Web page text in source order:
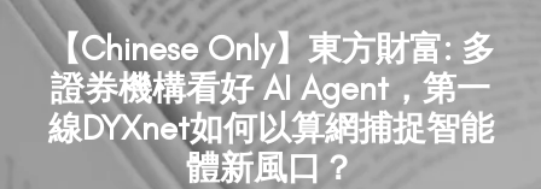
【Chinese Only】東方財富: 多
證券機構看好 AI Agent，第一
線DYXnet如何以算網捕捉智能
體新風口？